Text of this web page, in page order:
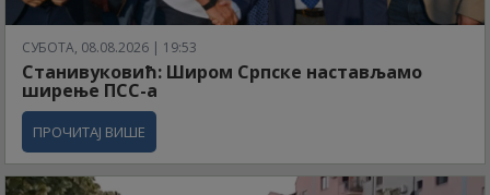
СУБОТА, 08.08.2026 | 19:53
Станивуковић: Широм Српске настављамо
ширење ПСС-а
ПРОЧИТАЈ ВИШЕ